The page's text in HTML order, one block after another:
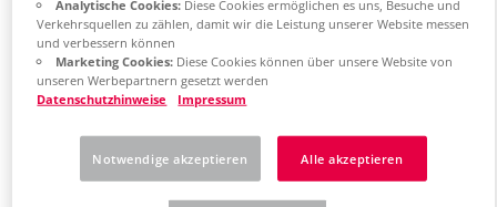
China Taiwan
EN
Colombia
ES
Croatia
HR
Denmark
Analytische Cookies:Diese Cookies ermöglichen es uns, Besuche und
Verkehrsquellen zu zählen, damit wir die Leistung unserer Website messen
und verbessern können
Marketing Cookies:Diese Cookies können über unsere Website von
unseren Werbepartnern gesetzt werden
Datenschutzhinweise
Impressum
Notwendige akzeptieren Alle akzeptieren